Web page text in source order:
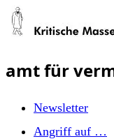
Zum
springen
amt für
Newsletter
Angriff auf …